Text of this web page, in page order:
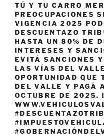
TÚ Y TU CARRO
PREOCUPACIONES
VIGENCIA 2025
DESCUENTAZO
HASTA UN 80% DE
INTERESES Y
EVITÁ SANCIONES
LAS VÍAS DEL
OPORTUNIDAD QUE
DEL VALLE Y PAGÁ
OCTUBRE DE 2025.